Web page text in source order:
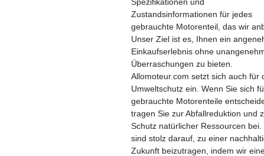
Zustandsinformationen für jedes
gebrauchte Motorenteil, das wir
Unser Ziel ist es, Ihnen ein
Einkaufserlebnis ohne
Überraschungen zu bieten.
Allomoteur.com setzt sich auch für
Umweltschutz ein. Wenn Sie sich
gebrauchte Motorenteile
tragen Sie zur Abfallreduktion und
Schutz natürlicher Ressourcen bei.
sind stolz darauf, zu einer
Zukunft beizutragen, indem wir